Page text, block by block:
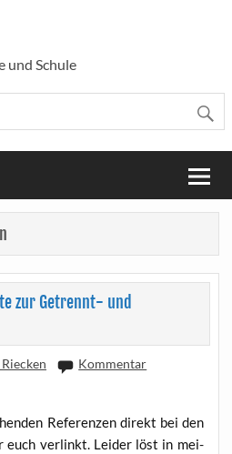
und Schule
zur Getrennt- und
Kommentar
Refe­ren­zen direkt bei den
euch ver­linkt. Lei­der löst in mei­